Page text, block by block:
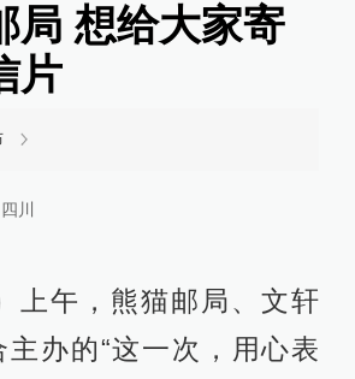
局 想给大家寄
片
四川
上午，熊猫邮局、文轩
主办的“这一次，用心表